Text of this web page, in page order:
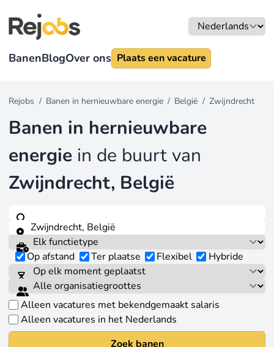
BanenBlogOver ons Plaats een vacature
Rejobs / Banen in hernieuwbare energie / België / Zwijndrecht
Banen in hernieuwbare
energie in de buurt van
Zwijndrecht, België
Op afstand Ter plaatse Flexibel Hybride
Alleen vacatures met bekendgemaakt salaris
Alleen vacatures in het Nederlands
Zoek banen